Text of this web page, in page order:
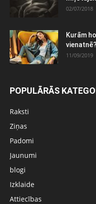
02/07/2018
Kurām
vienatnē?
11/09/2019
POPULĀRĀS
Raksti
Ziņas
Padomi
Jaunumi
blogi
Izklaide
Attiecības